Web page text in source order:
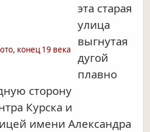
конец 19 века
эта старая
улица
выгнутая
дугой
плавно
сторону
Курска и
имени Александра